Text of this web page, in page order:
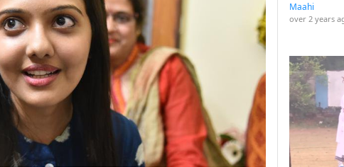
Maahi
over 2 years